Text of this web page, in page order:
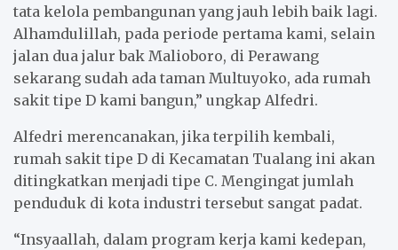
tata kelola pembangunan yang jauh lebih baik lagi.
Alhamdulillah, pada periode pertama kami, selain
jalan dua jalur bak Malioboro, di Perawang
sekarang sudah ada taman Multuyoko, ada rumah
sakit tipe D kami bangun,” ungkap Alfedri.
Alfedri merencanakan, jika terpilih kembali,
rumah sakit tipe D di Kecamatan Tualang ini akan
ditingkatkan menjadi tipe C. Mengingat jumlah
penduduk di kota industri tersebut sangat padat.
“Insyaallah, dalam program kerja kami kedepan,